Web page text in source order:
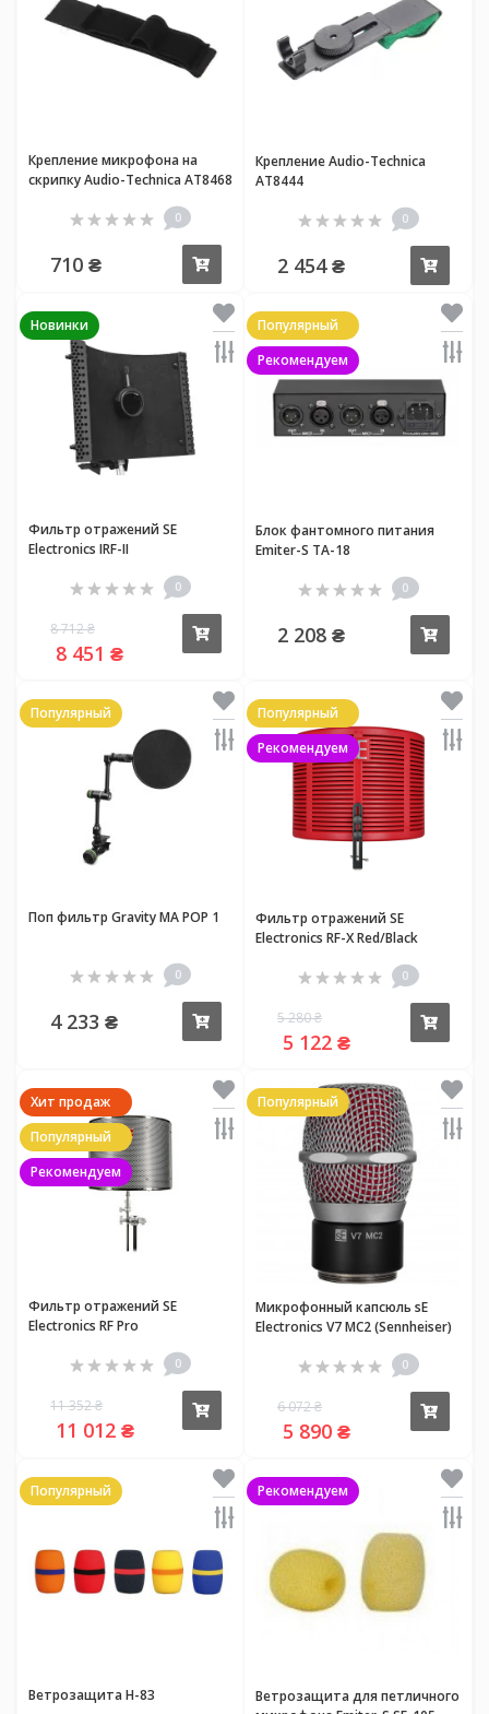
Крепление микрофона на
скрипку Audio-Technica AT8468
0
710 ₴
Крепление Audio-Technica
AT8444
0
2 454 ₴
Новинки
Фильтр отражений SE
Electronics IRF-II
0
8 712 ₴
8 451 ₴
Популярный
Рекомендуем
Блок фантомного питания
Emiter-S TA-18
0
2 208 ₴
Популярный
Поп фильтр Gravity MA POP 1
0
4 233 ₴
Популярный
Рекомендуем
Фильтр отражений SE
Electronics RF-X Red/Black
0
5 280 ₴
5 122 ₴
Хит продаж
Популярный
Рекомендуем
Фильтр отражений SE
Electronics RF Pro
0
11 352 ₴
11 012 ₴
Популярный
Микрофонный капсюль sE
Electronics V7 MC2 (Sennheiser)
0
6 072 ₴
5 890 ₴
Популярный
Ветрозащита H-83
Рекомендуем
Ветрозащита для петличного